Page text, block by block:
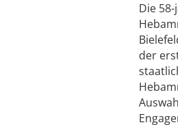
Die
der